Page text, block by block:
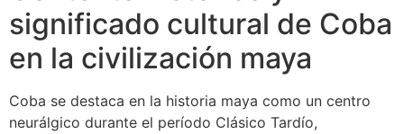
significado cultural de Coba
en la civilización maya
Coba se destaca en la historia maya como un centro
neurálgico durante el período Clásico Tardío,